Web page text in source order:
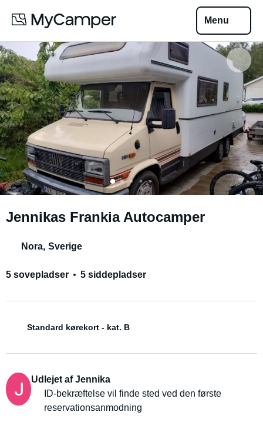
Menu
Jennikas Frankia Autocamper
Nora, Sverige
5 sovepladser 5 siddepladser
Standard kørekort - kat. B
Udlejet af Jennika
ID-bekræftelse vil finde sted ved den første
reservationsanmodning